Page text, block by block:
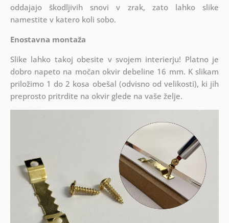
oddajajo škodljivih snovi v zrak, zato lahko slike
namestite v katero koli sobo.
Enostavna montaža
Slike lahko takoj obesite v svojem interierju! Platno je
dobro napeto na močan okvir debeline 16 mm. K slikam
priložimo 1 do 2 kosa obešal (odvisno od velikosti), ki jih
preprosto pritrdite na okvir glede na vaše želje.